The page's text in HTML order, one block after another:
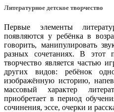
Литературное детское творчество
Первые элементы
появляются у ребёнка в
говорить, манипулировать
разных сочетаниях. В этот
творчество является частью
других видов: ребёнок
изображённую историю,
массовый характер
приобретает в период
сочинения, эссе, очерки и